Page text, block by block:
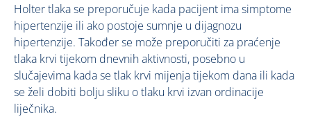
Holter tlaka se preporučuje kada pacijent ima simptome
hipertenzije ili ako postoje sumnje u dijagnozu
hipertenzije. Također se može preporučiti za praćenje
tlaka krvi tijekom dnevnih aktivnosti, posebno u
slučajevima kada se tlak krvi mijenja tijekom dana ili kada
se želi dobiti bolju sliku o tlaku krvi izvan ordinacije
liječnika.